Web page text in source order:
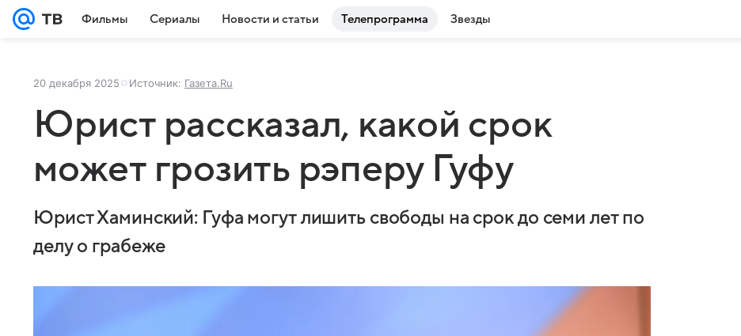
Фильмы Сериалы Новости и статьи Телепрограмма Звезды
20 декабря 2025 Источник: Газета.Ru
Юрист рассказал, какой срок
может грозить рэперу Гуфу
Юрист Хаминский: Гуфа могут лишить свободы на срок до семи лет по
делу о грабеже